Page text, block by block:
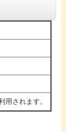
用されます。